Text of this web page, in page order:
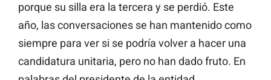
porque su silla era la tercera y se perdió. Este
año, las conversaciones se han mantenido como
siempre para ver si se podría volver a hacer una
candidatura unitaria, pero no han dado fruto. En